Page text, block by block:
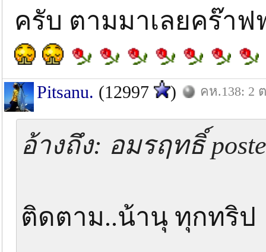
ครับ ตามมาเลยคร๊า
Pitsanu. (12997 ) คห.138: 2
อ้างถึง: อมรฤทธิ์
ติดตาม..น้านุ ทุกทริ